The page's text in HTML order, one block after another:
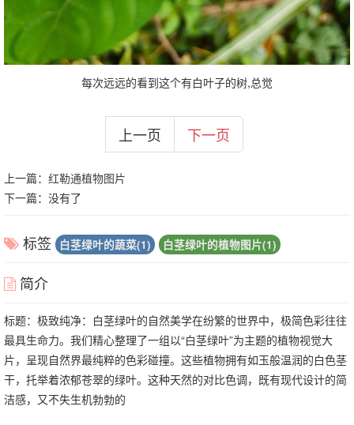
每次远远的看到这个有白叶子的树,总觉
上一页 下一页
上一篇： 红勒通植物图片
下一篇：没有了
标签 白茎绿叶的蔬菜(1) 白茎绿叶的植物图片(1)
简介
标题：极致纯净：白茎绿叶的自然美学在纷繁的世界中，极简色彩往往
最具生命力。我们精心整理了一组以“白茎绿叶”为主题的植物视觉大
片，呈现自然界最纯粹的色彩碰撞。这些植物拥有如玉般温润的白色茎
干，托举着浓郁苍翠的绿叶。这种天然的对比色调，既有现代设计的简
洁感，又不失生机勃勃的